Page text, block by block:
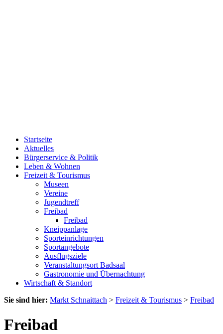
Startseite
Aktuelles
Bürgerservice & Politik
Leben & Wohnen
Freizeit & Tourismus
Museen
Vereine
Jugendtreff
Freibad
Freibad
Kneippanlage
Sporteinrichtungen
Sportangebote
Ausflugsziele
Veranstaltungsort Badsaal
Gastronomie und Übernachtung
Wirtschaft & Standort
Sie sind hier: Markt Schnaittach > Freizeit & Tourismus > Freibad
Freibad